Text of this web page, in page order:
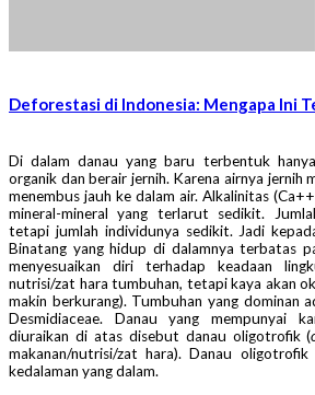
Deforestasi di Indonesia: Mengapa Ini
Di dalam danau yang baru terbentuk
organik dan berair jernih. Karena airnya jernih
menembus jauh ke dalam air. Alkalinitas
mineral-mineral yang terlarut sedikit.
tetapi jumlah individunya sedikit. Jadi
Binatang yang hidup di dalamnya terbatas
menyesuaikan diri terhadap keadaan
nutrisi/zat hara tumbuhan, tetapi kaya akan
makin berkurang). Tumbuhan yang dominan
Desmidiaceae. Danau yang mempunyai
diuraikan di atas disebut danau oligotrofik (
makanan/nutrisi/zat hara). Danau
kedalaman yang dalam.